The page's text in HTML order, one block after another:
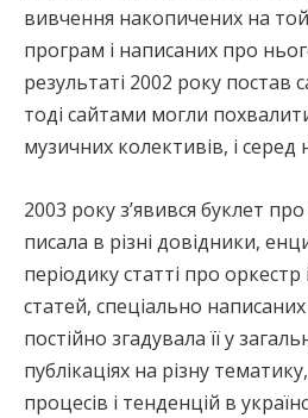
вивчення накопичених на
програм і написаних про
результаті 2002 року постав
тоді сайтами могли
музичних колективів, і серед
2003 року з’явився буклет
писала в різні довідники,
періодику статті про
статей, спеціально
постійно згадувала її у
публікаціях на різну
процесів і тенденцій в